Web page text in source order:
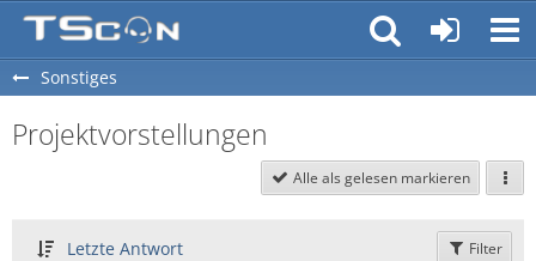
Sonstiges
Projektvorstellungen
Alle als gelesen markieren
Letzte Antwort Filter